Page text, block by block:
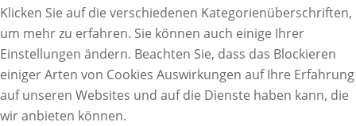
Klicken Sie auf die verschiedenen Kategorienüberschriften,
um mehr zu erfahren. Sie können auch einige Ihrer
Einstellungen ändern. Beachten Sie, dass das Blockieren
einiger Arten von Cookies Auswirkungen auf Ihre Erfahrung
auf unseren Websites und auf die Dienste haben kann, die
wir anbieten können.